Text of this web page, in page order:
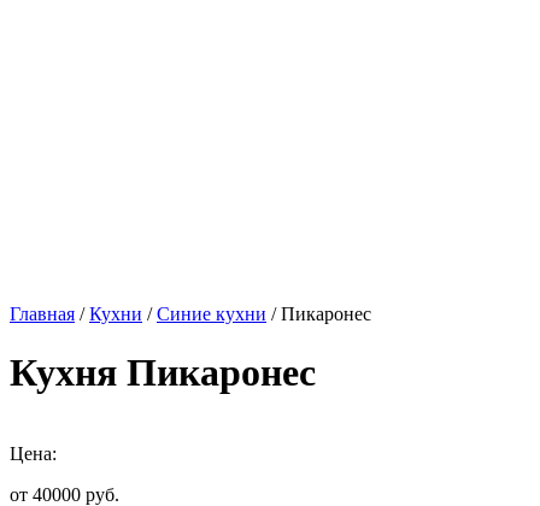
Главная /Кухни /Синие кухни / Пикаронес
Кухня Пикаронес
Цена:
от 40000 руб.